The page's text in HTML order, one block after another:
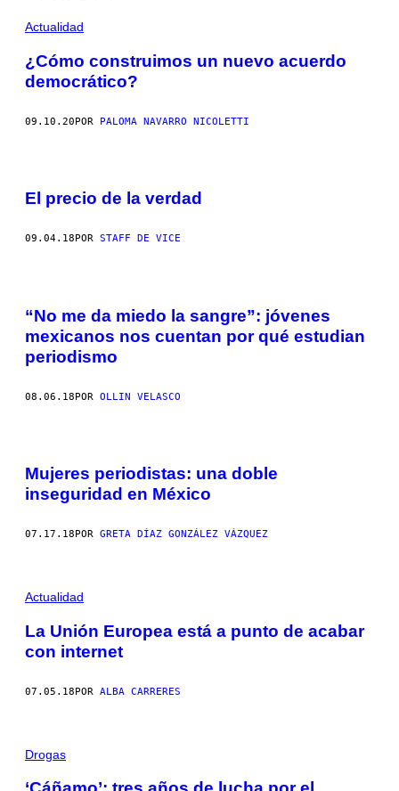
Actualidad
¿Cómo construimos un nuevo acuerdo
democrático?
09.10.20POR PALOMA NAVARRO NICOLETTI
El precio de la verdad
09.04.18 POR STAFF DE VICE
“No me da miedo la sangre”: jóvenes
mexicanos nos cuentan por qué estudian
periodismo
08.06.18POR OLLIN VELASCO
Mujeres periodistas: una doble
inseguridad en México
07.17.18 POR GRETA DÍAZ GONZÁLEZ VÁZQUEZ
Actualidad
La Unión Europea está a punto de acabar
con internet
07.05.18POR ALBA CARRERES
Drogas